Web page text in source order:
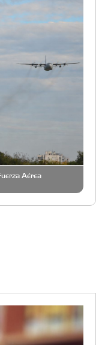
Aérea